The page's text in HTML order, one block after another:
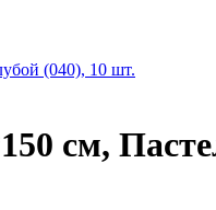
см,